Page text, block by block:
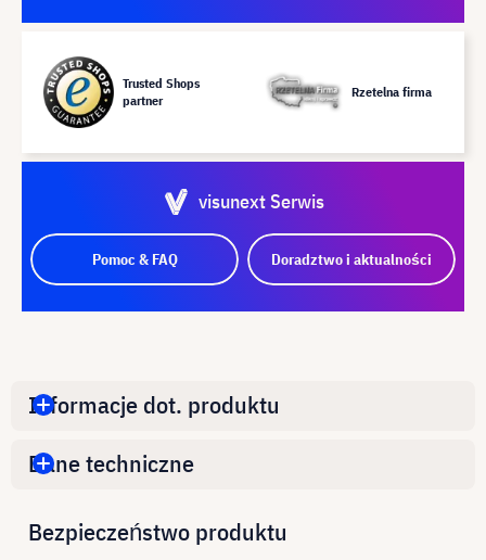
Trusted Shops
partner
Rzetelna firma
visunext Serwis
Pomoc & FAQ Doradztwo i aktualności
Informacje dot. produktu
Dane techniczne
Bezpieczeństwo produktu